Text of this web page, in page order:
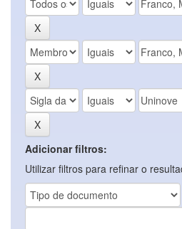
Adicionar filtros:
Utilizar filtros para refinar o